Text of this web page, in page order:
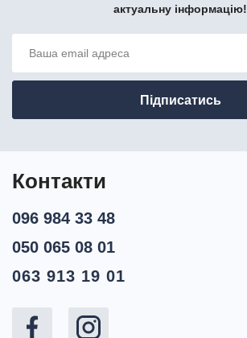
актуальну інформацію!
Контакти
096 984 33 48
050 065 08 01
063 913 19 01